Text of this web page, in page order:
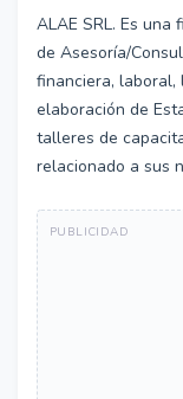
ALAE SRL. Es
de Asesoría/
financiera, laboral,
elaboración de
talleres de
relacionado a sus